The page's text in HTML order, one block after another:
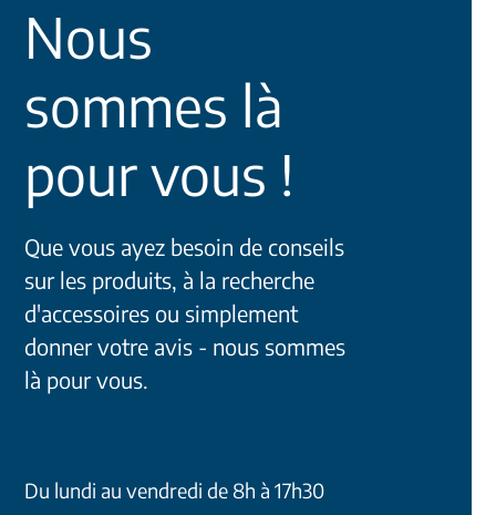
Nous
sommes là
pour vous !
Que vous ayez besoin de conseils
sur les produits, à la recherche
d'accessoires ou simplement
donner votre avis - nous sommes
là pour vous.
Du lundi au vendredi de 8h à 17h30